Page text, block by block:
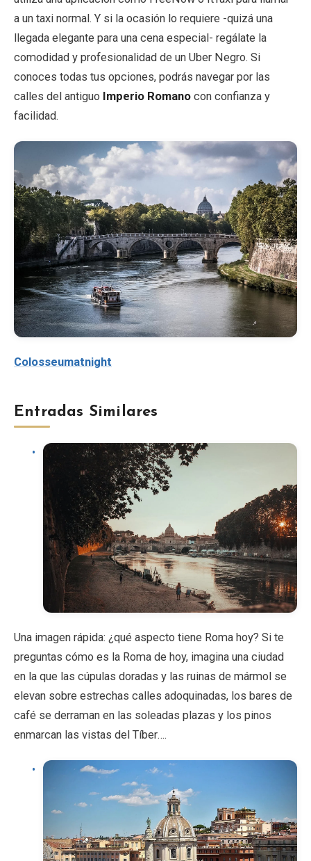
a un taxi normal. Y si la ocasión lo requiere -quizá una
llegada elegante para una cena especial- regálate la
comodidad y profesionalidad de un Uber Negro. Si
conoces todas tus opciones, podrás navegar por las
calles del antiguo Imperio Romano con confianza y
facilidad.
Colosseumatnight
Entradas Similares
Una imagen rápida: ¿qué aspecto tiene Roma hoy? Si te
preguntas cómo es la Roma de hoy, imagina una ciudad
en la que las cúpulas doradas y las ruinas de mármol se
elevan sobre estrechas calles adoquinadas, los bares de
café se derraman en las soleadas plazas y los pinos
enmarcan las vistas del Tíber….